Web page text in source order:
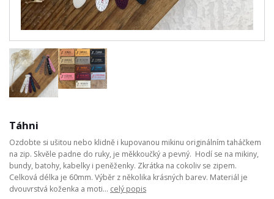
Táhni
Ozdobte si ušitou nebo klidně i kupovanou mikinu originálním taháčkem
na zip. Skvěle padne do ruky, je měkkoučký a pevný. Hodí se na mikiny,
bundy, batohy, kabelky i peněženky. Zkrátka na cokoliv se zipem.
Celková délka je 60mm. Výběr z několika krásných barev. Materiál je
dvouvrstvá koženka a moti... celý popis